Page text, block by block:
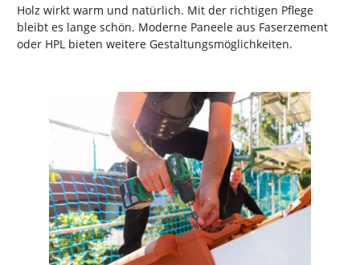
Holz wirkt warm und natürlich. Mit der richtigen Pflege
bleibt es lange schön. Moderne Paneele aus Faserzement
oder HPL bieten weitere Gestaltungsmöglichkeiten.